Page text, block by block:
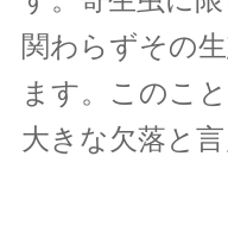
関わらずその
ます。このこ
大きな欠落と